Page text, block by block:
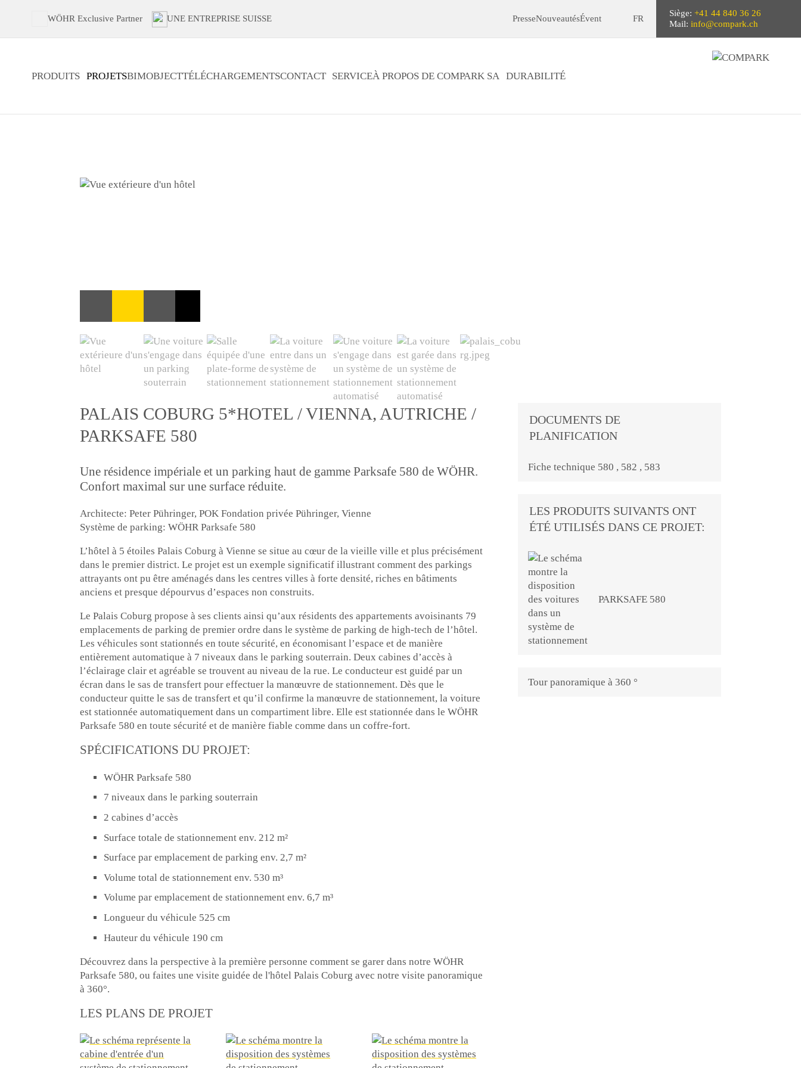
WÖHR Exclusive Partner UNE ENTREPRISE SUISSE PresseNouveautésÉvent FR
Siège: +41 44 840 36 26
Mail: info@compark.ch
PRODUITS PROJETSBIMOBJECTTÉLÉCHARGEMENTSCONTACT SERVICEÀ PROPOS DE COMPARK SA DURABILITÉ
PALAIS COBURG 5*HOTEL / VIENNA, AUTRICHE /
PARKSAFE 580
Une résidence impériale et un parking haut de gamme Parksafe 580 de WÖHR.
Confort maximal sur une surface réduite.
Architecte: Peter Pühringer, POK Fondation privée Pühringer, Vienne
Système de parking: WÖHR Parksafe 580
L’hôtel à 5 étoiles Palais Coburg à Vienne se situe au cœur de la vieille ville et plus précisément
dans le premier district. Le projet est un exemple significatif illustrant comment des parkings
attrayants ont pu être aménagés dans les centres villes à forte densité, riches en bâtiments
anciens et presque dépourvus d’espaces non construits.
Le Palais Coburg propose à ses clients ainsi qu’aux résidents des appartements avoisinants 79
emplacements de parking de premier ordre dans le système de parking de high-tech de l’hôtel.
Les véhicules sont stationnés en toute sécurité, en économisant l’espace et de manière
entièrement automatique à 7 niveaux dans le parking souterrain. Deux cabines d’accès à
l’éclairage clair et agréable se trouvent au niveau de la rue. Le conducteur est guidé par un
écran dans le sas de transfert pour effectuer la manœuvre de stationnement. Dès que le
conducteur quitte le sas de transfert et qu’il confirme la manœuvre de stationnement, la voiture
est stationnée automatiquement dans un compartiment libre. Elle est stationnée dans le WÖHR
Parksafe 580 en toute sécurité et de manière fiable comme dans un coffre-fort.
SPÉCIFICATIONS DU PROJET:
WÖHR Parksafe 580
7 niveaux dans le parking souterrain
2 cabines d’accès
Surface totale de stationnement env. 212 m²
Surface par emplacement de parking env. 2,7 m²
Volume total de stationnement env. 530 m³
Volume par emplacement de stationnement env. 6,7 m³
Longueur du véhicule 525 cm
Hauteur du véhicule 190 cm
Découvrez dans la perspective à la première personne comment se garer dans notre WÖHR
Parksafe 580, ou faites une visite guidée de l'hôtel Palais Coburg avec notre visite panoramique
à 360°.
LES PLANS DE PROJET
DOCUMENTS DE
PLANIFICATION
Fiche technique 580 , 582 , 583
LES PRODUITS SUIVANTS ONT
ÉTÉ UTILISÉS DANS CE PROJET:
PARKSAFE 580
Tour panoramique à 360 °